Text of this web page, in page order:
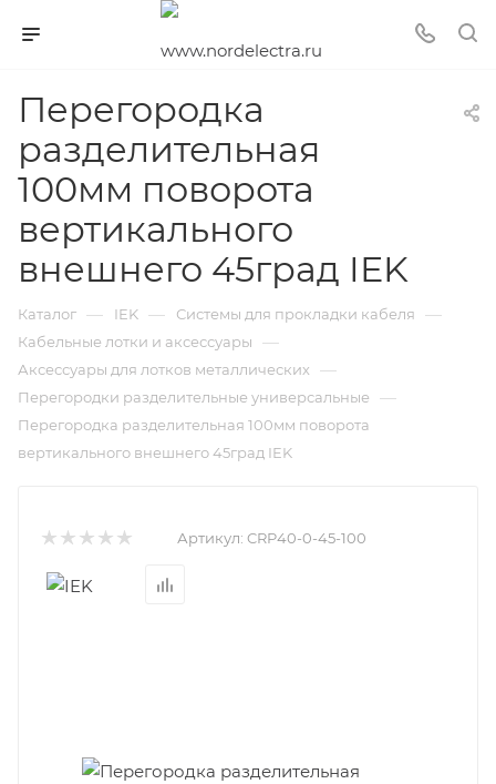
Перегородка
разделительная
100мм поворота
вертикального
внешнего 45град IEK
Каталог — IEK — Системы для прокладки кабеля —
Кабельные лотки и аксессуары —
Аксессуары для лотков металлических —
Перегородки разделительные универсальные —
Перегородка разделительная 100мм поворота
вертикального внешнего 45град IEK
Артикул: CRP40-0-45-100